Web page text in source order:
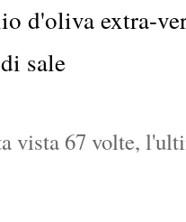
d'oliva extra-
sale
vista 67 volte,